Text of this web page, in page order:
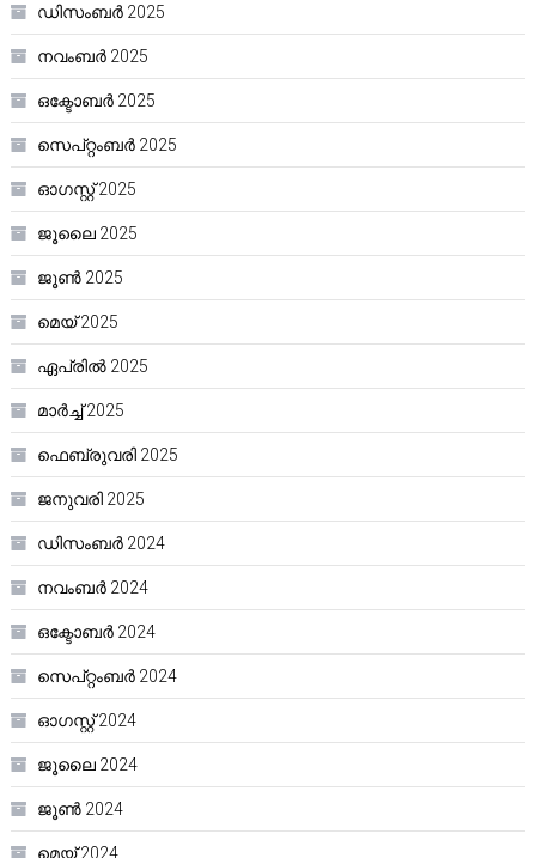
ഡിസംബർ 2025
നവംബർ 2025
ഒക്ടോബർ 2025
സെപ്റ്റംബർ 2025
ഓഗസ്റ്റ്‌ 2025
ജൂലൈ 2025
ജൂൺ 2025
മെയ്‌ 2025
ഏപ്രിൽ 2025
മാർച്ച്‌ 2025
ഫെബ്രുവരി 2025
ജനുവരി 2025
ഡിസംബർ 2024
നവംബർ 2024
ഒക്ടോബർ 2024
സെപ്റ്റംബർ 2024
ഓഗസ്റ്റ്‌ 2024
ജൂലൈ 2024
ജൂൺ 2024
മെയ്‌ 2024